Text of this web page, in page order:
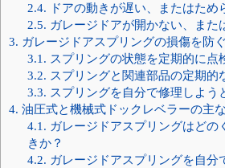
2.4. ドアの動きが遅い、またはため
2.5. ガレージドアが開かない、また
3. ガレージドアスプリングの損傷を防
3.1. スプリングの状態を定期的に点
3.2. スプリングと関連部品の定期的
3.3. スプリングを自分で修理しよう
4. 油圧式と機械式ドックレベラーの主
4.1. ガレージドアスプリングはどの
きか？
4.2. ガレージドアスプリングを自分